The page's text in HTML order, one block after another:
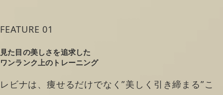
FEATURE 01
見た目の美しさを追求した
ワンランク上のトレーニング
レビナは、痩せるだけでなく”美しく引き締まる”こ